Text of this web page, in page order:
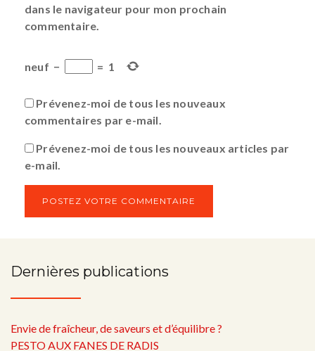
dans le navigateur pour mon prochain
commentaire.
neuf − = 1
Prévenez-moi de tous les nouveaux
commentaires par e-mail.
Prévenez-moi de tous les nouveaux articles par
e-mail.
Dernières publications
Envie de fraîcheur, de saveurs et d’équilibre ?
PESTO AUX FANES DE RADIS